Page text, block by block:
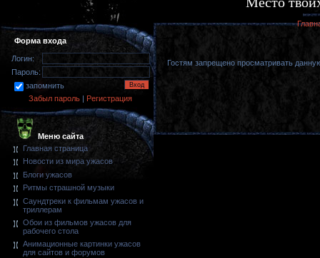
Форма входа
Логин:
Пароль:
запомнить
Забыл пароль | Регистрация
Меню сайта
Главная страница
Новости из мира ужасов
Блоги ужасов
Ритмы страшной музыки
Саундтреки к фильмам ужасов и
триллерам
Обои из фильмов ужасов для
рабочего стола
Анимационные картинки ужасов
для сайтов и форумов
Гостям запрещено просматривать